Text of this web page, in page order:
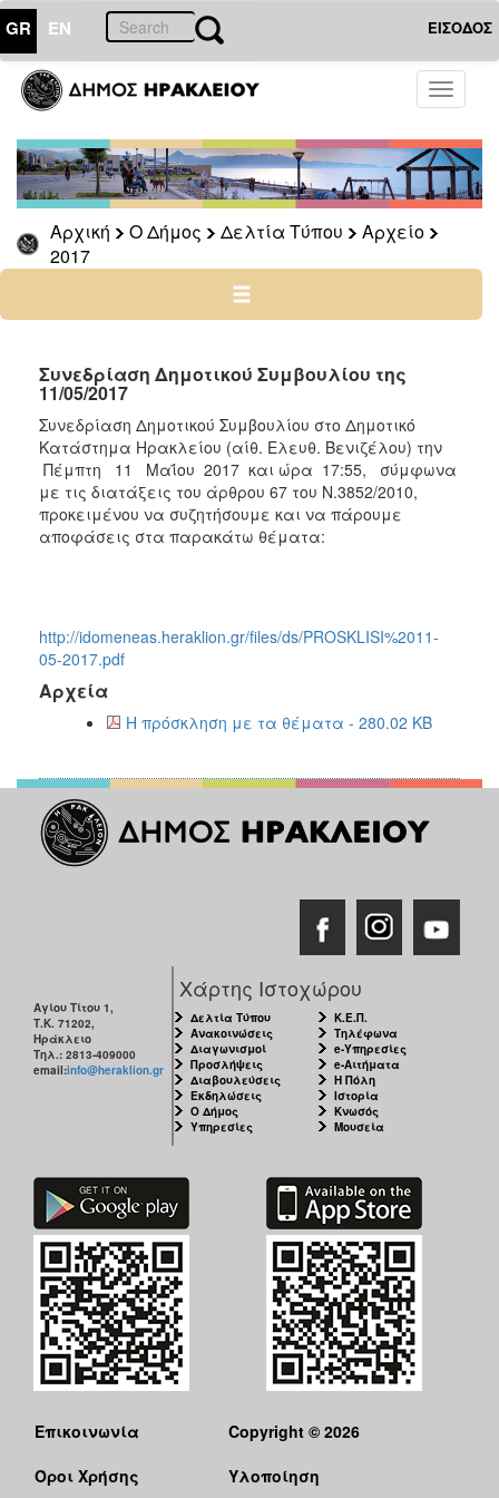
GR EN ΕΙΣΟΔΟΣ
Toggle
Αρχική Ο Δήμος Δελτία Τύπου
Αρχείο
2017
ΔΗΜΟΣ
Δελτία
Τύπου
Αρχείο
2026
2025
2022
2021
2020
2019
2018
2017
2013
2012
2011
2010
ΑΝΘΕΚΤΙΚΗ
ΠΟΛΗ
Συνεδρίαση Δημοτικού Συμβουλίου της
11/05/2017
Συνεδρίαση Δημοτικού Συμβουλίου στο Δημοτικό
Κατάστημα Ηρακλείου (αίθ. Ελευθ. Βενιζέλου) την
Πέμπτη 11 Μαΐου 2017 και ώρα 17:55, σύμφωνα
με τις διατάξεις του άρθρου 67 του Ν.3852/2010,
προκειμένου να συζητήσουμε και να πάρουμε
αποφάσεις στα παρακάτω θέματα:
http://idomeneas.heraklion.gr/files/ds/PROSKLISI%2011-
05-2017.pdf
Αρχεία
Η πρόσκληση με τα θέματα - 280.02 KB
Αγίου Τίτου 1,
Τ.Κ. 71202,
Ηράκλειο
Τηλ.: 2813-409000
email:info@heraklion.gr
Χάρτης Ιστοχώρου
Δελτία Τύπου
Ανακοινώσεις
Διαγωνισμοί
Προσλήψεις
Διαβουλεύσεις
Εκδηλώσεις
Ο Δήμος
Υπηρεσίες
Κ.Ε.Π.
Τηλέφωνα
e-Υπηρεσίες
e-Αιτήματα
Η Πόλη
Ιστορία
Κνωσός
Μουσεία
Επικοινωνία
Όροι Χρήσης
Copyright © 2026
Υλοποίηση